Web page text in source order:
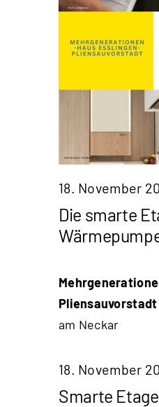
Die smarte
18. November
Pliensauvorstadt
am Neckar
Smarte
18. November